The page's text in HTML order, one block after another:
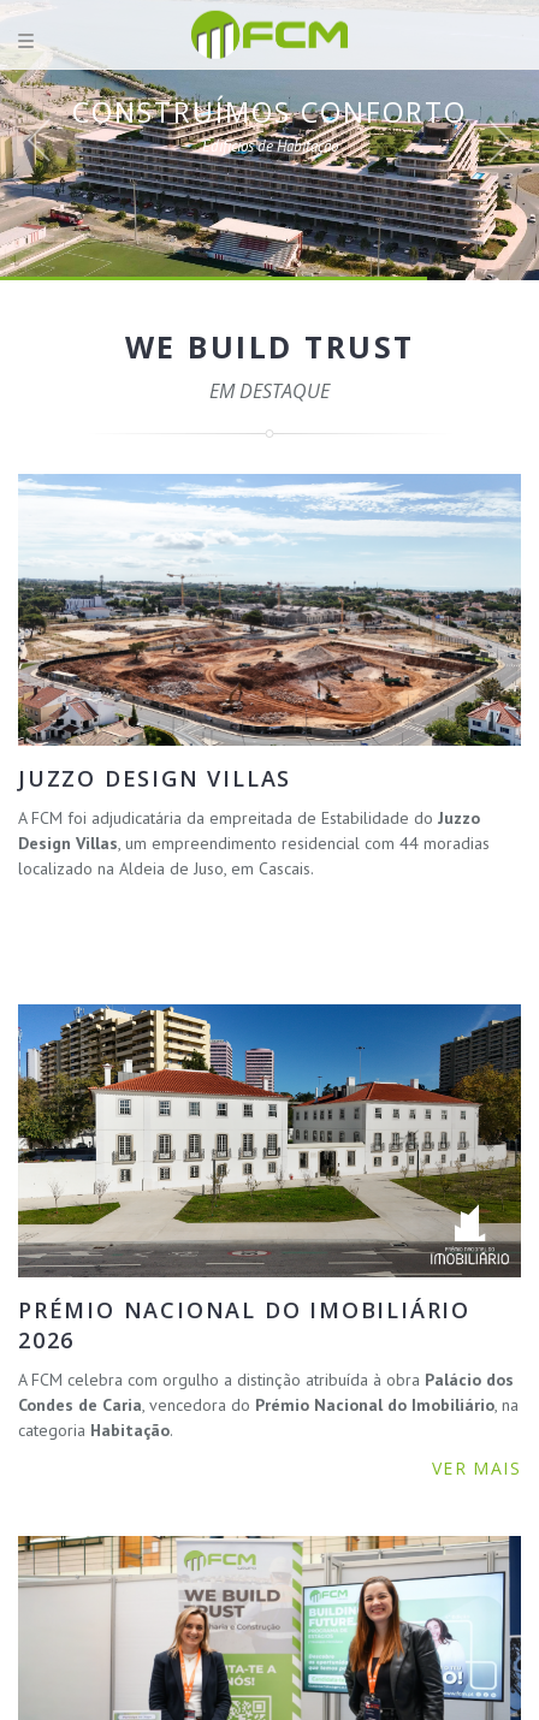
CONSTRUÍMOS CONFORTO
Edifícios de Habitação
WE BUILD TRUST
EM DESTAQUE
JUZZO DESIGN VILLAS
A FCM foi adjudicatária da empreitada de Estabilidade do Juzzo
Design Villas, um empreendimento residencial com 44 moradias
localizado na Aldeia de Juso, em Cascais.
PRÉMIO NACIONAL DO IMOBILIÁRIO
2026
A FCM celebra com orgulho a distinção atribuída à obra Palácio dos
Condes de Caria, vencedora do Prémio Nacional do Imobiliário, na
categoria Habitação.
VER MAIS